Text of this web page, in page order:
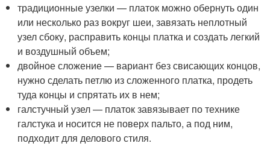
традиционные узелки — платок можно обернуть один
или несколько раз вокруг шеи, завязать неплотный
узел сбоку, расправить концы платка и создать легкий
и воздушный объем;
двойное сложение — вариант без свисающих концов,
нужно сделать петлю из сложенного платка, продеть
туда концы и спрятать их в нем;
галстучный узел — платок завязывает по технике
галстука и носится не поверх пальто, а под ним,
подходит для делового стиля.